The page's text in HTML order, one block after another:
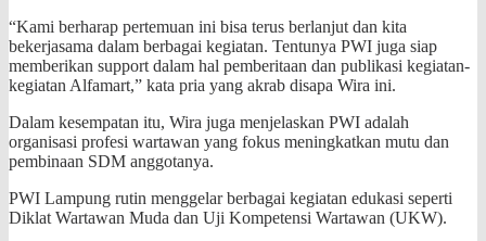
“Kami berharap pertemuan ini bisa terus berlanjut dan kita
bekerjasama dalam berbagai kegiatan. Tentunya PWI juga siap
memberikan support dalam hal pemberitaan dan publikasi kegiatan-
kegiatan Alfamart,” kata pria yang akrab disapa Wira ini.
Dalam kesempatan itu, Wira juga menjelaskan PWI adalah
organisasi profesi wartawan yang fokus meningkatkan mutu dan
pembinaan SDM anggotanya.
PWI Lampung rutin menggelar berbagai kegiatan edukasi seperti
Diklat Wartawan Muda dan Uji Kompetensi Wartawan (UKW).